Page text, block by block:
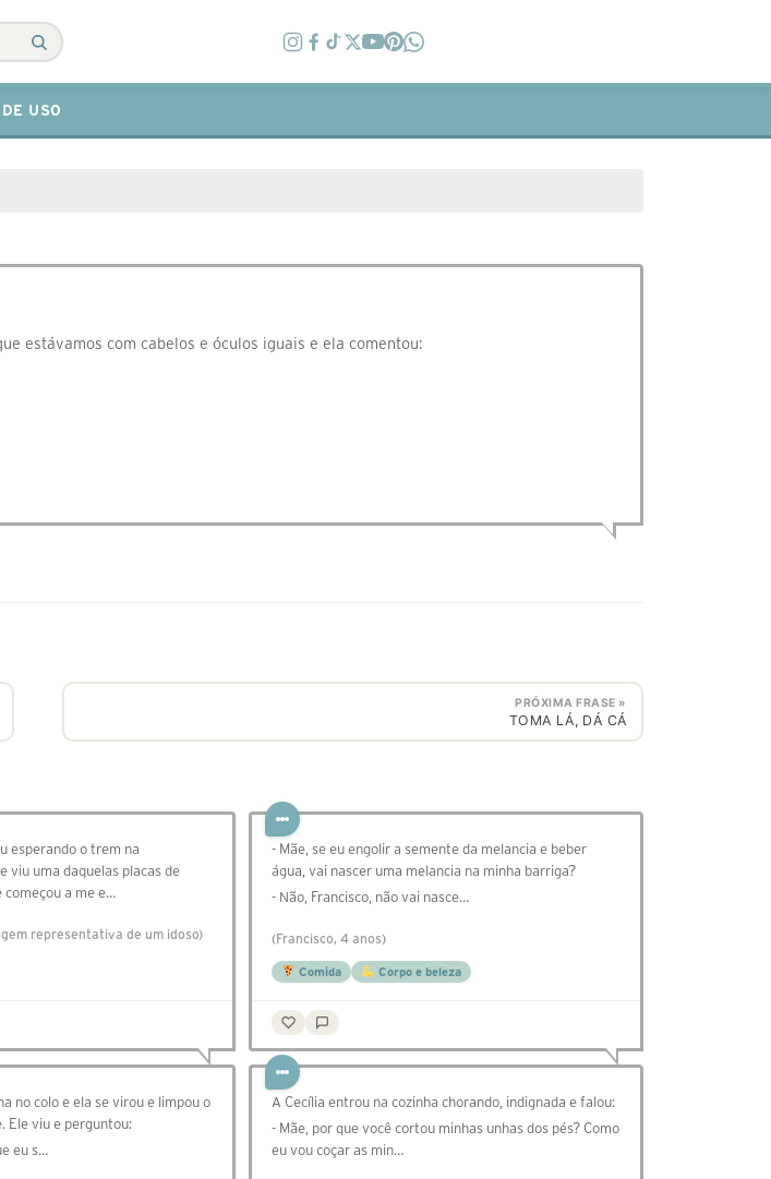
USO
estávamos com cabelos e óculos iguais e ela comentou:
PRÓXIMA FRASE »
TOMA LÁ, DÁ CÁ
esperando o trem na
viu uma daquelas placas de
a me e…
representativa de um idoso)
- Mãe, se eu engolir a semente da melancia e beber
água, vai nascer uma melancia na minha barriga?
- Não, Francisco, não vai nasce…
(Francisco, 4 anos)
Comida Corpo e beleza
no colo e ela se virou e limpou o
Ele viu e perguntou:
eu s…
A Cecília entrou na cozinha chorando, indignada e falou:
- Mãe, por que você cortou minhas unhas dos pés? Como
eu vou coçar as min…